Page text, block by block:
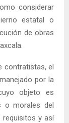
considerar
estatal o
de obras
contratistas, el
por la
objeto es
o morales del
y así